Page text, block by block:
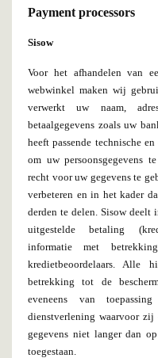
Payment processors
Sisow
Voor het afhandelen van
webwinkel maken wij
verwerkt uw naam,
betaalgegevens zoals uw
heeft passende technische
om uw persoonsgegevens
recht voor uw gegevens te
verbeteren en in het kader
derden te delen. Sisow deelt
uitgestelde betaling
informatie met
kredietbeoordelaars. Alle
betrekking tot de
eveneens van
dienstverlening waarvoor zij
gegevens niet langer dan
toegestaan.